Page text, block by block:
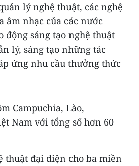
lý nghệ thuật, các nghệ
âm nhạc của các nước
sáng tạo nghệ thuật
lý, sáng tạo những tác
ứng nhu cầu thưởng thức
Campuchia, Lào,
Nam với tổng số hơn 60
thuật đại diện cho ba miền